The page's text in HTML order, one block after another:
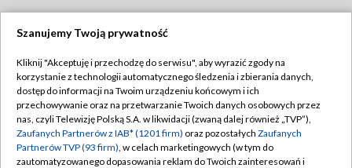
TVP
Abonament TVP
Emisja w TVP
Centrum informacji TVP
Regulamin TVP
Polityka prywatności
Moje zgody
Szanujemy Twoją prywatność
Kliknij "Akceptuję i przechodzę do serwisu", aby wyrazić zgody na
korzystanie z technologii automatycznego śledzenia i zbierania danych,
dostęp do informacji na Twoim urządzeniu końcowym i ich
przechowywanie oraz na przetwarzanie Twoich danych osobowych przez
nas, czyli Telewizję Polską S.A. w likwidacji (zwaną dalej również „TVP”),
Zaufanych Partnerów z IAB* (1201 firm) oraz pozostałych Zaufanych
Partnerów TVP (93 firm), w celach marketingowych (w tym do
zautomatyzowanego dopasowania reklam do Twoich zainteresowań i